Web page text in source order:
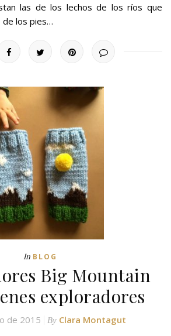
las de los lechos de los ríos que
de los pies…
In BLOG
Big Mountain
exploradores
de 2015 By Clara Montagut